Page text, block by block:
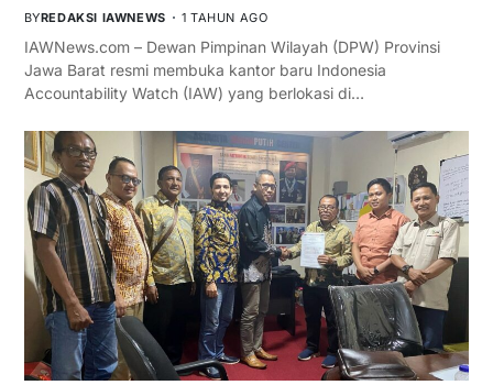
BYREDAKSI IAWNEWS 1 TAHUN AGO
IAWNews.com – Dewan Pimpinan Wilayah (DPW) Provinsi
Jawa Barat resmi membuka kantor baru Indonesia
Accountability Watch (IAW) yang berlokasi di…